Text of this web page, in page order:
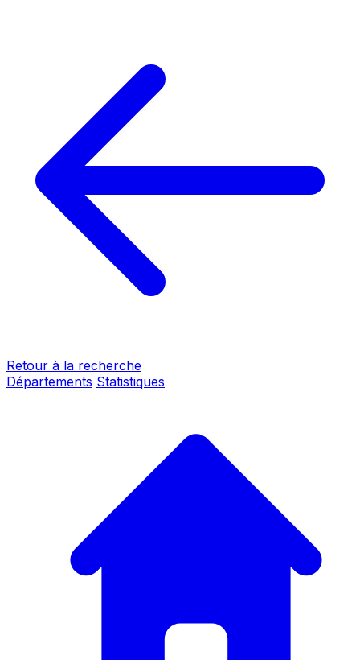
Retour à la recherche
Départements Statistiques